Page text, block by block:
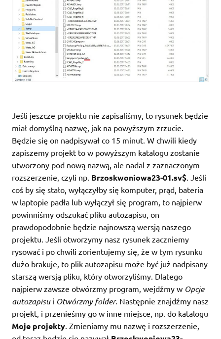
Jeśli jeszcze projektu nie zapisaliśmy, to rysunek będzie
miał domyślną nazwę, jak na powyższym zrzucie.
Będzie się on nadpisywał co 15 minut. W chwili kiedy
zapiszemy projekt to w powyższym katalogu zostanie
utworzony pod nową nazwą, ale nadal z zaznaczonym
rozszerzenie, czyli np. Brzoskwoniowa23-01.sv$ . Jeśli
coś by się stało, wyłączyłby się komputer, prąd, bateria
w laptopie padła lub wyłączył się program, to najpierw
powinniśmy odszukać pliku autozapisu, on
prawdopodobnie będzie najnowszą wersją naszego
projektu. Jeśli otworzymy nasz rysunek zaczniemy
rysować i po chwili zorientujemy się, że w tym rysunku
dużo brakuje, to plik autozapisu może być już nadpisany
starszą wersją pliku, który otworzyliśmy. Dlatego
najpierw zawsze otwórzmy program, wejdźmy w Opcje
autozapisui Otwórzmy folder. Następnie znajdźmy nasz
projekt, i przenieśmy go w inne miejsce, np. do katalogu
Moje projekty . Zmieniamy mu nazwę i rozszerzenie,